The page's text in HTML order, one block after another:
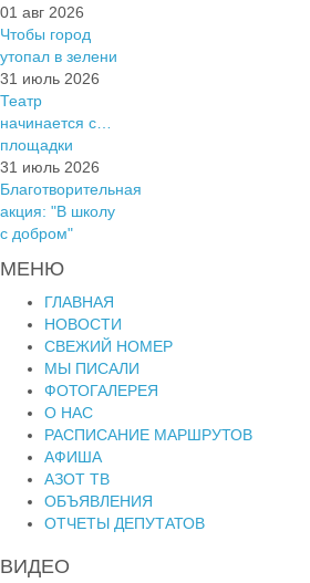
01 авг 2026
Чтобы город
утопал в зелени
31 июль 2026
Театр
начинается с…
площадки
31 июль 2026
Благотворительная
акция: "В школу
с добром"
МЕНЮ
ГЛАВНАЯ
НОВОСТИ
СВЕЖИЙ НОМЕР
МЫ ПИСАЛИ
ФОТОГАЛЕРЕЯ
О НАС
РАСПИСАНИЕ МАРШРУТОВ
АФИША
АЗОТ ТВ
ОБЪЯВЛЕНИЯ
ОТЧЕТЫ ДЕПУТАТОВ
ВИДЕО